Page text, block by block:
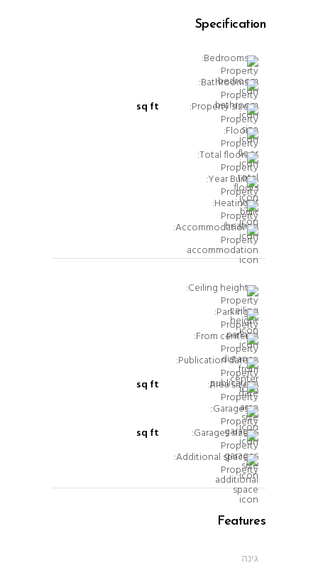
Specification
Bedrooms:
Bathrooms:
Property size:
sq ft
Floor:
Total floors:
Year Built:
Heating:
Accommodation:
Ceiling height:
Parking:
From center:
Publication date:
Area size:
sq ft
Garages:
Garages size:
sq ft
Additional space:
Features
גינה